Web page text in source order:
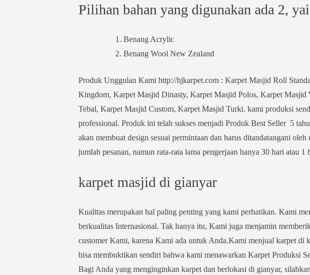
Pilihan bahan yang digunakan ada 2,
Benang Acrylic
Benang Wool New Zealand
Produk Unggulan Kami http://hjkarpet.com : Karpet Masjid Roll
Kingdom, Karpet Masjid Dinasty, Karpet Masjid Polos, Karpet Masjid
Tebal, Karpet Masjid Custom, Karpet Masjid Turki. kami produksi
professional. Produk ini telah sukses menjadi Produk Best Seller 5
akan membuat design sesuai permintaan dan harus ditandatangani
jumlah pesanan, namun rata-rata lama pengerjaan hanya 30 hari atau 1
karpet masjid di gianyar
Kualitas merupakan hal paling penting yang kami perhatikan. Kami
berkualitas Internasional. Tak hanya itu, Kami juga menjamin
customer Kami, karena Kami ada untuk Anda.Kami menjual karpet di
bisa membuktikan sendiri bahwa kami menawarkan Karpet Produksi
Bagi Anda yang menginginkan karpet dan berlokasi di gianyar,